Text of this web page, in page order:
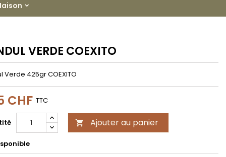
VERDE COEXITO
Verde 425gr COEXITO
CHF TTC
 Ajouter au panier